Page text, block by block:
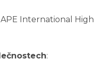
International High
: